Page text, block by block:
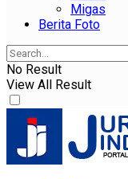
Migas
Berita Foto
No Result
View All Result